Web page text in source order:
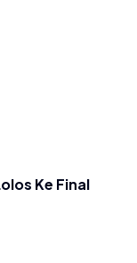
Ke Final